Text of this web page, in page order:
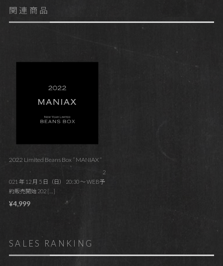
関連商品
2022 Limited Beans Box ” MANIAX ”
2
021 年 12 月 5 日（日） 20:30 ～ WEB予
約販売開始 202 […]
¥4,999
SALES RANKING